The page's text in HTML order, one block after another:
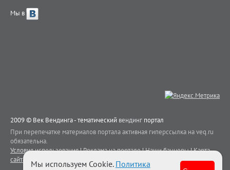
Мы в
2009 © Век Вендинга - тематический вендинг портал
При перепечатке материалов портала активная гиперссылка на veq.ru
обязательна.
Условия использования|Реклама на портале|Наши баннеры|Карта
сайта
Контакты
Мы используем Cookie. Политика